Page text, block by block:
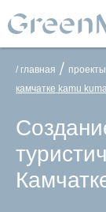
/ главная / проекты
камчатке kamu